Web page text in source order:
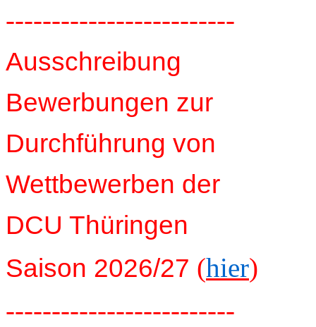
-------------------------
Ausschreibung
Bewerbungen zur
Durchführung von
Wettbewerben der
DCU Thüringen
Saison 2026/27 (hier)
-------------------------